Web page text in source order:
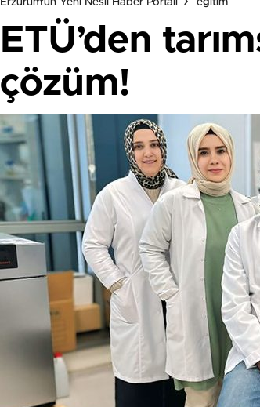
Erzurum'un Yeni Nesil Haber Portalı eğitim
ETÜ’den
çözüm!